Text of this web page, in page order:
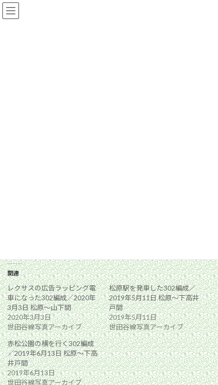
コ
ン
ナ
ビ
関連
レクサスの広告ラッピング電
車になった302編成／2020年
3月3日 松原〜山下間
2020年3月3日
世田谷線写真アーカイブ
松原駅を発車した302編成／
2019年5月11日 松原〜下高井
戸間
2019年5月11日
世田谷線写真アーカイブ
赤松公園の横を行く302編成
／2019年6月13日 松原〜下高
井戸間
2019年6月13日
世田谷線写真アーカイブ